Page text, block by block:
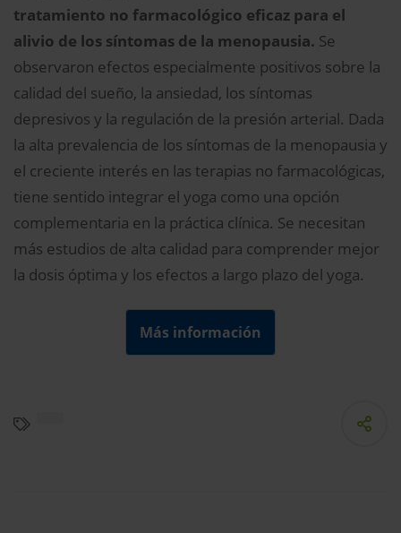
tratamiento no farmacológico eficaz para el
alivio de los síntomas de la menopausia. Se
observaron efectos especialmente positivos sobre la
calidad del sueño, la ansiedad, los síntomas
depresivos y la regulación de la presión arterial. Dada
la alta prevalencia de los síntomas de la menopausia y
el creciente interés en las terapias no farmacológicas,
tiene sentido integrar el yoga como una opción
complementaria en la práctica clínica. Se necesitan
más estudios de alta calidad para comprender mejor
la dosis óptima y los efectos a largo plazo del yoga.
Más información